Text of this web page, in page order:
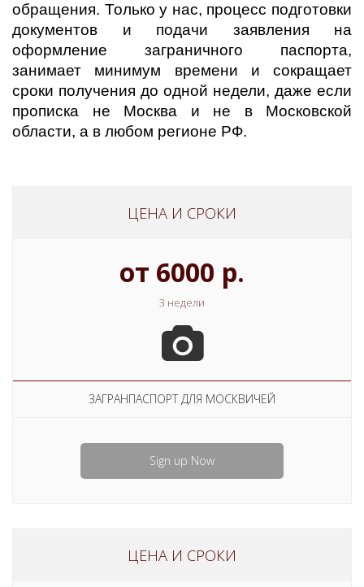
обращения. Только у нас, процесс подготовки
документов и подачи заявления на
оформление заграничного паспорта,
занимает минимум времени и сокращает
сроки получения до одной недели, даже если
прописка не Москва и не в Московской
области, а в любом регионе РФ.
ЦЕНА И СРОКИ
от 6000 р.
3 недели
ЗАГРАНПАСПОРТ ДЛЯ МОСКВИЧЕЙ
Sign up Now
ЦЕНА И СРОКИ